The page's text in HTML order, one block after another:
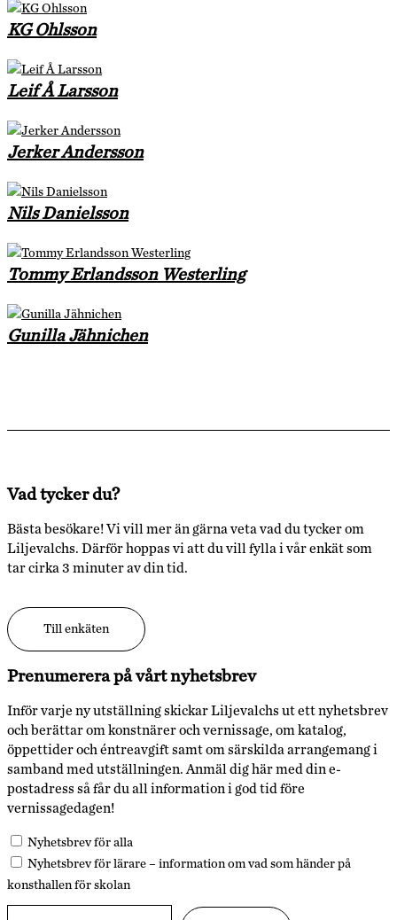
KG Ohlsson
Leif Å Larsson
Jerker Andersson
Nils Danielsson
Tommy Erlandsson Westerling
Gunilla Jähnichen
Vad tycker du?
Bästa besökare! Vi vill mer än gärna veta vad du tycker om
Liljevalchs. Därför hoppas vi att du vill fylla i vår enkät som
tar cirka 3 minuter av din tid.
Till enkäten
Prenumerera på vårt nyhetsbrev
Inför varje ny utställning skickar Liljevalchs ut ett nyhetsbrev
och berättar om konstnärer och vernissage, om katalog,
öppettider och éntreavgift samt om särskilda arrangemang i
samband med utställningen. Anmäl dig här med din e-
postadress så får du all information i god tid före
vernissagedagen!
Nyhetsbrev för alla
Nyhetsbrev för lärare – information om vad som händer på
konsthallen för skolan